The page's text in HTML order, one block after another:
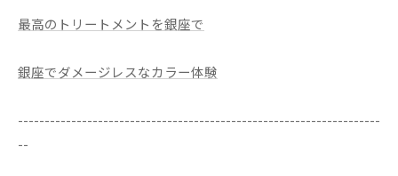
最高のトリートメントを銀座で
銀座でダメージレスなカラー体験
--------------------------------------------------------------------
--